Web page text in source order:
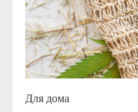
Для дома